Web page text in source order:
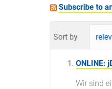
Subscribe to
Sort by
ONLINE:
Wir sind